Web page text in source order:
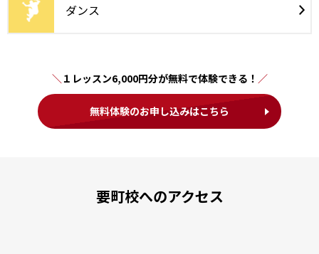
ダンス
１レッスン6,000円分が無料で体験できる！
無料体験のお申し込みはこちら
要町校へのアクセス